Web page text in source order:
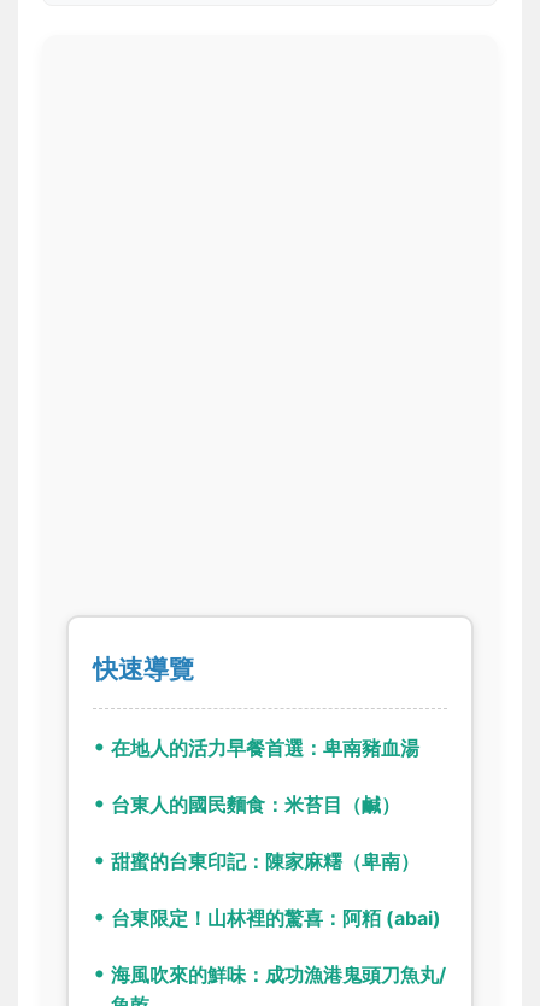
快速導覽
在地人的活力早餐首選：卑南豬血湯
台東人的國民麵食：米苔目（鹹）
甜蜜的台東印記：陳家麻糬（卑南）
台東限定！山林裡的驚喜：阿粨 (abai)
海風吹來的鮮味：成功漁港鬼頭刀魚丸/